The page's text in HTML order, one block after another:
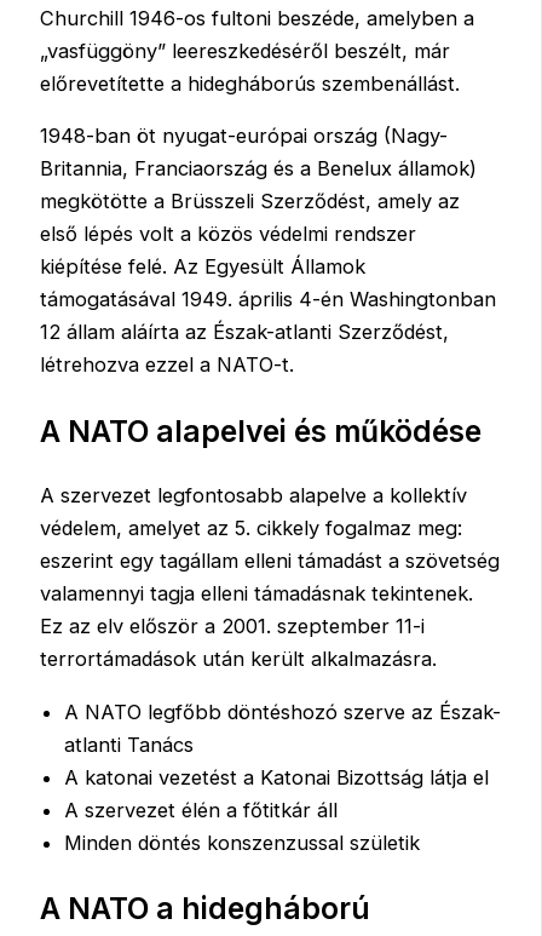
Churchill 1946-os fultoni beszéde, amelyben a
„vasfüggöny” leereszkedéséről beszélt, már
előrevetítette a hidegháborús szembenállást.
1948-ban öt nyugat-európai ország (Nagy-
Britannia, Franciaország és a Benelux államok)
megkötötte a Brüsszeli Szerződést, amely az
első lépés volt a közös védelmi rendszer
kiépítése felé. Az Egyesült Államok
támogatásával 1949. április 4-én Washingtonban
12 állam aláírta az Észak-atlanti Szerződést,
létrehozva ezzel a NATO-t.
A NATO alapelvei és működése
A szervezet legfontosabb alapelve a kollektív
védelem, amelyet az 5. cikkely fogalmaz meg:
eszerint egy tagállam elleni támadást a szövetség
valamennyi tagja elleni támadásnak tekintenek.
Ez az elv először a 2001. szeptember 11-i
terrortámadások után került alkalmazásra.
A NATO legfőbb döntéshozó szerve az Észak-
atlanti Tanács
A katonai vezetést a Katonai Bizottság látja el
A szervezet élén a főtitkár áll
Minden döntés konszenzussal születik
A NATO a hidegháború